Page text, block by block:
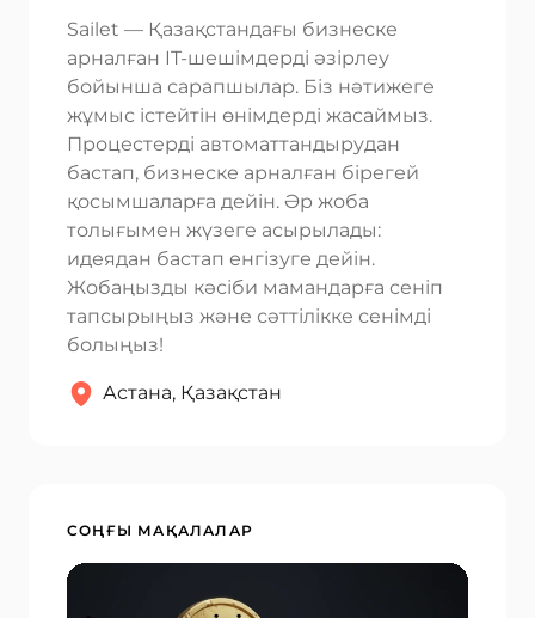
Your Comment *
Email *
Save my name and email in this browser for the next time I
Sailet — Қазақстандағы бизнеске
арналған IT-шешімдерді әзірлеу
бойынша сарапшылар. Біз нәтижеге
жұмыс істейтін өнімдерді жасаймыз.
Процестерді автоматтандырудан
бастап, бизнеске арналған бірегей
қосымшаларға дейін. Әр жоба
толығымен жүзеге асырылады:
идеядан бастап енгізуге дейін.
Жобаңызды кәсіби мамандарға сеніп
тапсырыңыз және сәттілікке сенімді
болыңыз!
Астана, Қазақстан
СОҢҒЫ МАҚАЛАЛАР